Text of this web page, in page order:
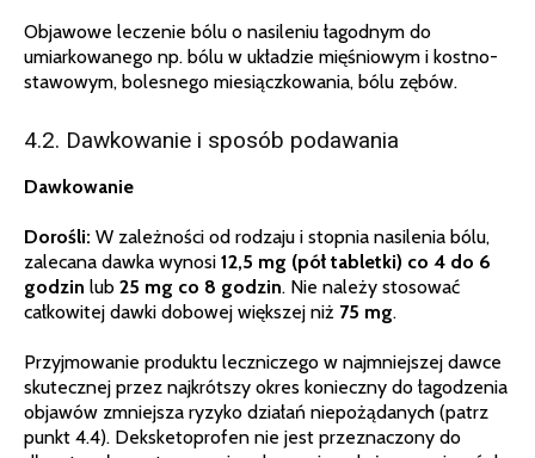
Objawowe leczenie bólu o nasileniu łagodnym do
umiarkowanego np. bólu w układzie mięśniowym i kostno-
stawowym, bolesnego miesiączkowania, bólu zębów.
4.2. Dawkowanie i sposób podawania
Dawkowanie
Dorośli: W zależności od rodzaju i stopnia nasilenia bólu,
zalecana dawka wynosi 12,5 mg (pół tabletki) co 4 do 6
godzin lub 25 mg co 8 godzin. Nie należy stosować
całkowitej dawki dobowej większej niż 75 mg.
Przyjmowanie produktu leczniczego w najmniejszej dawce
skutecznej przez najkrótszy okres konieczny do łagodzenia
objawów zmniejsza ryzyko działań niepożądanych (patrz
punkt 4.4). Deksketoprofen nie jest przeznaczony do